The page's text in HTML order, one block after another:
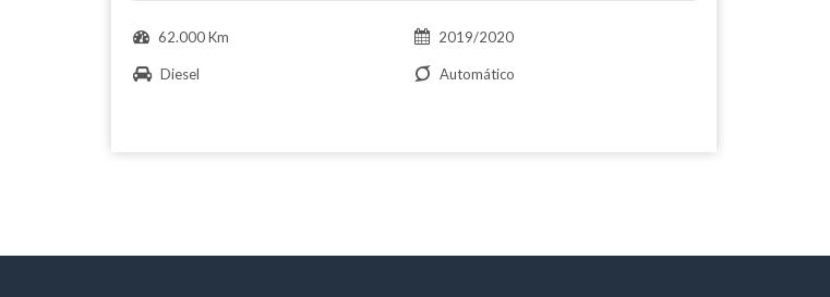
62.000 Km 2019/2020
Diesel Automático